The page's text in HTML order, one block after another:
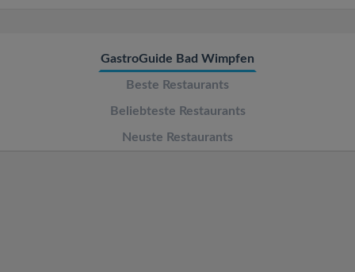
GastroGuide Bad Wimpfen
Beste Restaurants
Beliebteste Restaurants
Neuste Restaurants